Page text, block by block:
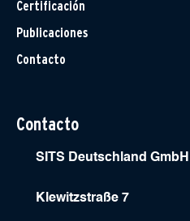
Certificación
Publicaciones
Contacto
Contacto
SITS Deutschland GmbH
Klewitzstraße 7